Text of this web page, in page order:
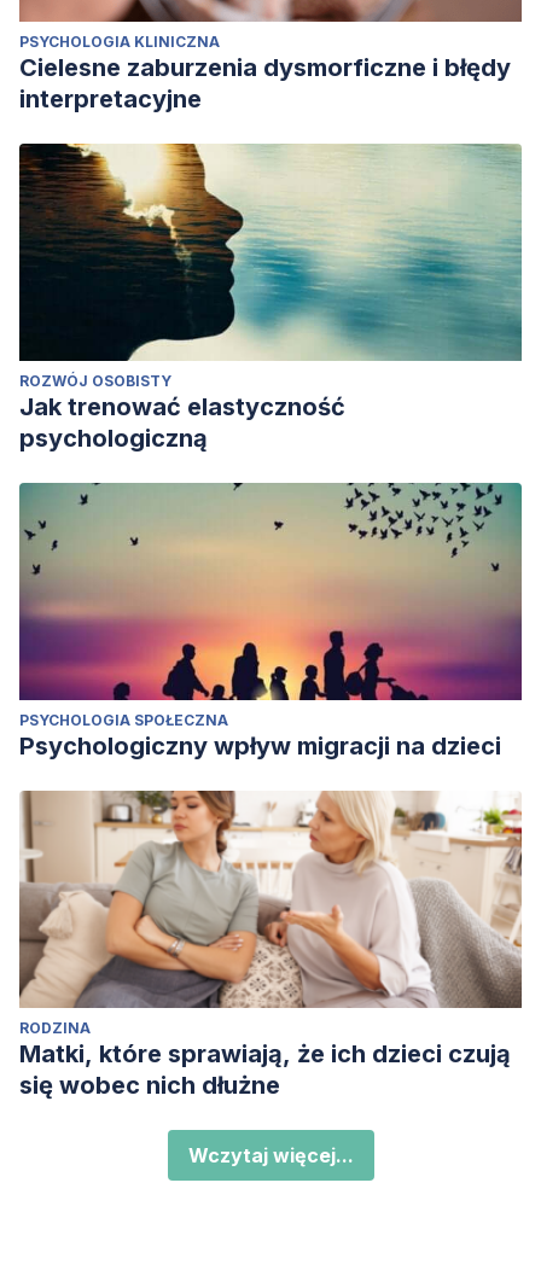
PSYCHOLOGIA KLINICZNA
Cielesne zaburzenia dysmorficzne i błędy
interpretacyjne
ROZWÓJ OSOBISTY
Jak trenować elastyczność
psychologiczną
PSYCHOLOGIA SPOŁECZNA
Psychologiczny wpływ migracji na dzieci
RODZINA
Matki, które sprawiają, że ich dzieci czują
się wobec nich dłużne
Wczytaj więcej...